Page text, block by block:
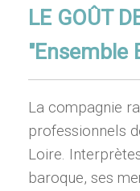
LE GOÛT
"Ensemble
La compagnie
professionnels
Loire.
baroque, ses